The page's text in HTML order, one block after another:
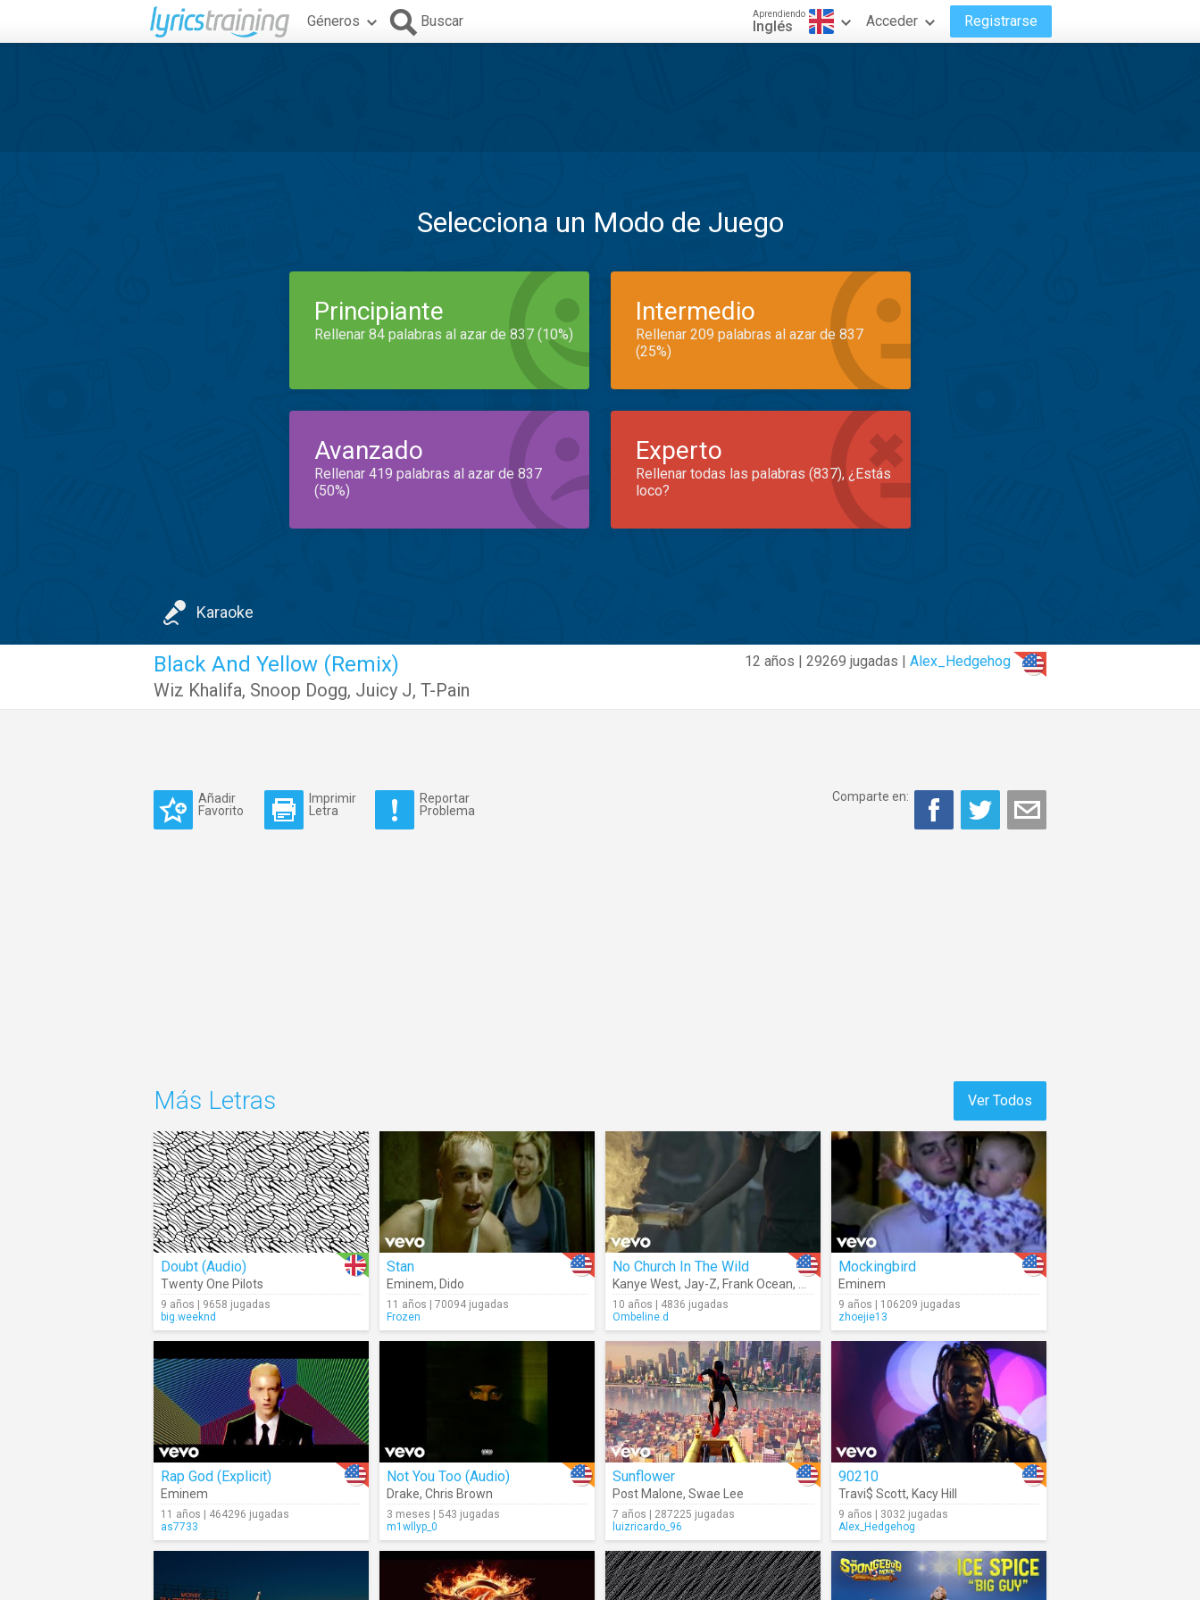
Géneros Buscar Aprendiendo
Inglés Acceder Registrarse
Selecciona un Modo de Juego
Principiante
Rellenar 84 palabras al azar de 837 (10%)
Intermedio
Rellenar 209 palabras al azar de 837
(25%)
Avanzado
Rellenar 419 palabras al azar de 837
(50%)
Experto
Rellenar todas las palabras (837), ¿Estás
loco?
Karaoke
12 años | 29269 jugadas | Alex_Hedgehog
Black And Yellow (Remix)
Wiz Khalifa, Snoop Dogg, Juicy J, T-Pain
Añadir
Favorito
Imprimir
Letra
Reportar
Problema
Comparte en:
Ver Todos
Más Letras
Doubt (Audio)
Twenty One Pilots
9 años | 9658 jugadas
big.weeknd
Stan
Eminem, Dido
11 años | 70094 jugadas
Frozen
No Church In The Wild
Kanye West, Jay-Z, Frank Ocean, The-Dream
10 años | 4836 jugadas
Ombeline.d
Mockingbird
Eminem
9 años | 106209 jugadas
zhoejie13
Rap God (Explicit)
Eminem
11 años | 464296 jugadas
as7733
Not You Too (Audio)
Drake, Chris Brown
3 meses | 543 jugadas
m1wllyp_0
Sunflower
Post Malone, Swae Lee
7 años | 287225 jugadas
luizricardo_96
90210
Travi$ Scott, Kacy Hill
9 años | 3032 jugadas
Alex_Hedgehog